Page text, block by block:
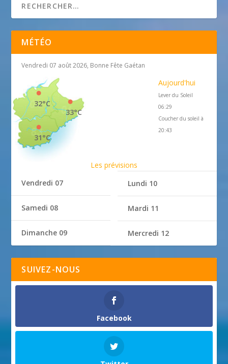
MÉTÉO
Vendredi 07 août 2026, Bonne Fête Gaétan
33°C
32°C
31°C
Aujourd'hui
Lever du Soleil
06:29
Coucher du soleil à
20:43
Les prévisions
Vendredi 07
Samedi 08
Dimanche 09
Lundi 10
Mardi 11
Mercredi 12
SUIVEZ-NOUS
Facebook